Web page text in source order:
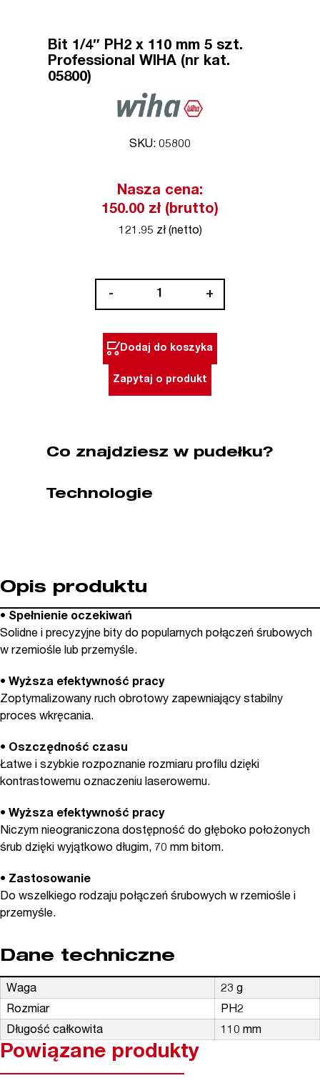
Bit 1/4″ PH2 x 110 mm 5 szt.
Professional WIHA (nr kat.
05800)
SKU: 05800
Nasza cena:
150.00 zł (brutto)
121.95 zł (netto)
-
PH2
110
WIHA
kat.
+
Dodaj do koszyka
Zapytaj o produkt
Co znajdziesz w pudełku?
Technologie
Opis produktu
• Spełnienie oczekiwań
Solidne i precyzyjne bity do popularnych połączeń śrubowych
w rzemiośle lub przemyśle.
• Wyższa efektywność pracy
Zoptymalizowany ruch obrotowy zapewniający stabilny
proces wkręcania.
• Oszczędność czasu
Łatwe i szybkie rozpoznanie rozmiaru profilu dzięki
kontrastowemu oznaczeniu laserowemu.
• Wyższa efektywność pracy
Niczym nieograniczona dostępność do głęboko położonych
śrub dzięki wyjątkowo długim, 70 mm bitom.
• Zastosowanie
Do wszelkiego rodzaju połączeń śrubowych w rzemiośle i
przemyśle.
Dane techniczne
Waga
23 g
Rozmiar
PH2
Długość całkowita
110 mm
Powiązane produkty